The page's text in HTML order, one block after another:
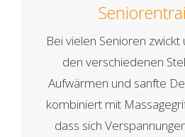
Bei vielen Senioren zwickt
den verschiedenen
Aufwärmen und sanfte
kombiniert mit
dass sich